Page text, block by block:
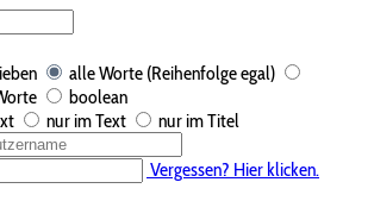
alle Worte (Reihenfolge egal)
boolean
nur im Text
nur im Titel
Vergessen? Hier klicken.